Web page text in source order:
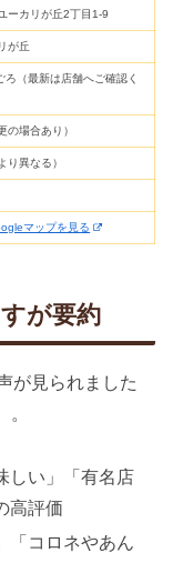
ーカリが丘2丁目1-9
が丘
（最新は店舗へご確認く
の場合あり）
り異なる）
マップを見る
が要約
が見られました
しい」「有名店
高評価
「コロネやあん